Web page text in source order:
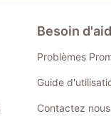
Besoin
Problèmes
Guide
Contactez nous